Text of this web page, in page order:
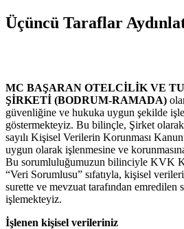
Üçüncü Taraflar
MC BAŞARAN OTELCİLİK VE
ŞİRKETİ (BODRUM-RAMADA)
güvenliğine ve hukuka uygun şekilde
göstermekteyiz. Bu bilinçle, Şirket
sayılı Kişisel Verilerin Korunması
uygun olarak işlenmesine ve
Bu sorumluluğumuzun bilinciyle KVK
“Veri Sorumlusu” sıfatıyla, kişisel
surette ve mevzuat tarafından emredilen
işlemekteyiz.
İşlenen kişisel verileriniz